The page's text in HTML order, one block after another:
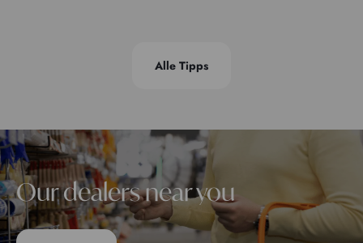
Alle Tipps
Our dealers near you